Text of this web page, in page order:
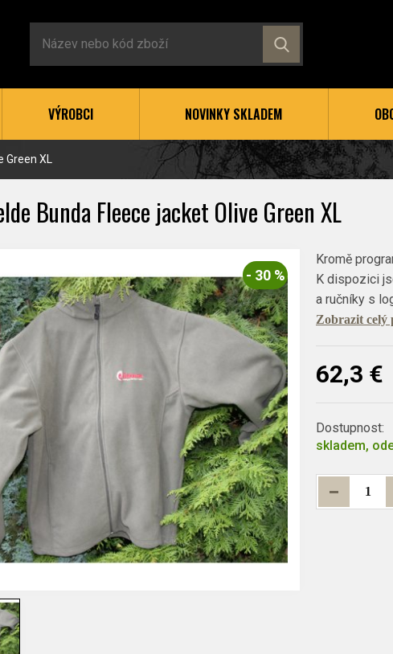
VÝROBCI NOVINKY SKLADEM
XL
Bunda Fleece jacket Olive Green XL
- 30 %
Kromě
K dispozici
a ručníky s
Zobrazit celý
62,3 €
Dostupnost:
skladem,